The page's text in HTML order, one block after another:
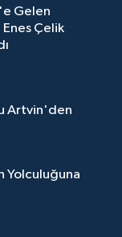
Gelen
Enes Çelik
Artvin'den
Yolculuğuna